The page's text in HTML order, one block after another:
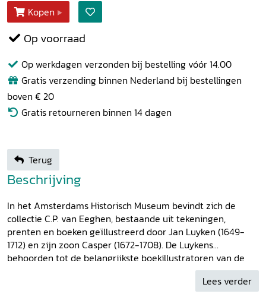
Kopen
Op voorraad
Op werkdagen verzonden bij bestelling vóór 14.00
Gratis verzending binnen Nederland bij bestellingen
boven € 20
Gratis retourneren binnen 14 dagen
Terug
Beschrijving
In het Amsterdams Historisch Museum bevindt zich de
collectie C.P. van Eeghen, bestaande uit tekeningen,
prenten en boeken geïllustreerd door Jan Luyken (1649-
1712) en zijn zoon Casper (1672-1708). De Luykens
behoorden tot de belangrijkste boekillustratoren van de
late zeventiende en vroege achttiende eeuw. Hun prenten
zijn in later eeuwen dan ook vaak herdrukt, gekopieerd of
Lees verder